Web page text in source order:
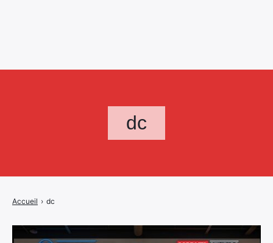
dc
Accueil › dc